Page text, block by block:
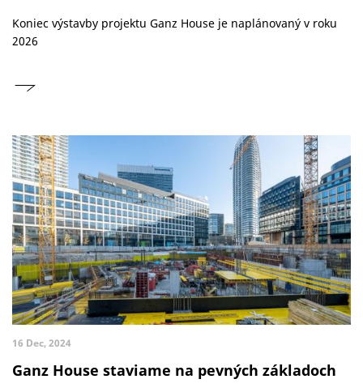
Koniec výstavby projektu Ganz House je naplánovaný v roku
2026
16 Dec, 2024
Ganz House staviame na pevných základoch